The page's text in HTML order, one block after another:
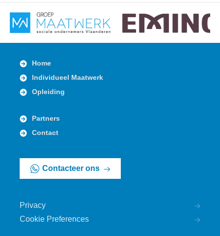
Contacteer ons
Home
Individueel Maatwerk
Opleiding
Partners
Contact
Privacy
Cookie Preferences